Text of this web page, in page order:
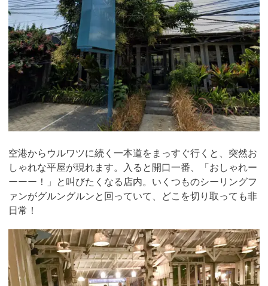
空港からウルワツに続く一本道をまっすぐ行くと、突然お
しゃれな平屋が現れます。入ると開口一番、「おしゃれー
ーーー！」と叫びたくなる店内。いくつものシーリングフ
ァンがグルングルンと回っていて、どこを切り取っても非
日常！